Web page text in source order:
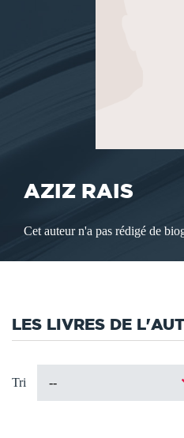
AZIZ RAIS
Cet auteur n'a pas rédigé de
LES LIVRES DE
Tri